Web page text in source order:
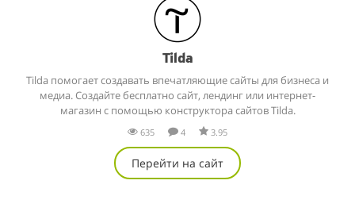
Tilda
Tilda помогает создавать впечатляющие сайты для бизнеса и
медиа. Создайте бесплатно сайт, лендинг или интернет-
магазин с помощью конструктора сайтов Tilda.
635 4 3.95
Перейти на сайт